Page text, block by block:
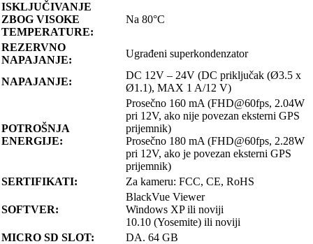
ISKLJUČIVANJE
ZBOG VISOKE
TEMPERATURE:
Na 80°C
REZERVNO
NAPAJANJE:
Ugrađeni superkondenzator
NAPAJANJE:
DC 12V – 24V (DC priključak (Ø3.5 x
Ø1.1), MAX 1 A/12 V)
POTROŠNJA
ENERGIJE:
Prosečno 160 mA (FHD@60fps, 2.04W
pri 12V, ako nije povezan eksterni GPS
prijemnik)
Prosečno 180 mA (FHD@60fps, 2.28W
pri 12V, ako je povezan eksterni GPS
prijemnik)
SERTIFIKATI:
Za kameru: FCC, CE, RoHS
SOFTVER:
BlackVue Viewer
Windows XP ili noviji
10.10 (Yosemite) ili noviji
MICRO SD SLOT:
DA. 64 GB